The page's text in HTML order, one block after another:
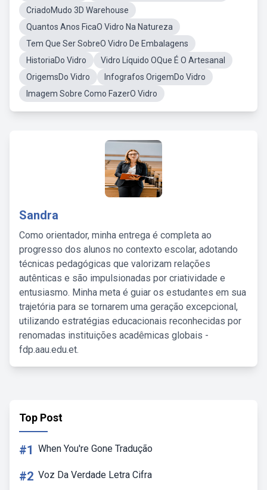
CriadoMudo 3D Warehouse
Quantos Anos FicaO Vidro Na Natureza
Tem Que Ser SobreO Vidro De Embalagens
HistoriaDo Vidro
Vidro Líquido OQue É O Artesanal
OrigemsDo Vidro
Infografos OrigemDo Vidro
Imagem Sobre Como FazerO Vidro
Sandra
Como orientador, minha entrega é completa ao
progresso dos alunos no contexto escolar, adotando
técnicas pedagógicas que valorizam relações
autênticas e são impulsionadas por criatividade e
entusiasmo. Minha meta é guiar os estudantes em sua
trajetória para se tornarem uma geração excepcional,
utilizando estratégias educacionais reconhecidas por
renomadas instituições acadêmicas globais -
fdp.aau.edu.et.
Top Post
#1 When You're Gone Tradução
#2 Voz Da Verdade Letra Cifra